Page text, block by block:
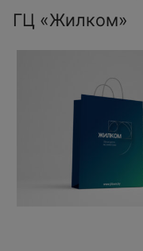
ГЦ «Жилком»